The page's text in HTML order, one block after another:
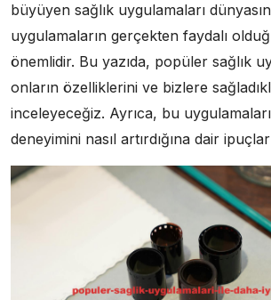
büyüyen sağlık uygulamaları
uygulamaların gerçekten faydalı
önemlidir. Bu yazıda, popüler sağlık
onların özelliklerini ve bizlere
inceleyeceğiz. Ayrıca, bu
deneyimini nasıl artırdığına dair